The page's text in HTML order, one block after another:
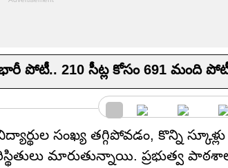
పోటీ.. 210 సీట్ల కోసం 691 మంది
సంఖ్య తగ్గిపోవడం, కొన్ని
మారుతున్నాయి. ప్రభుత్వ